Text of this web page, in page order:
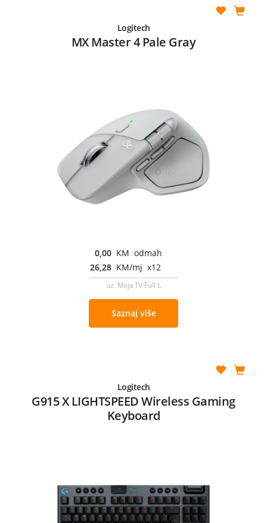
Logitech
MX Master 4 Pale Gray
0,00 KM odmah
26,28 KM/mj x12
uz Moja TV Full L
Saznaj više
Logitech
G915 X LIGHTSPEED Wireless Gaming
Keyboard